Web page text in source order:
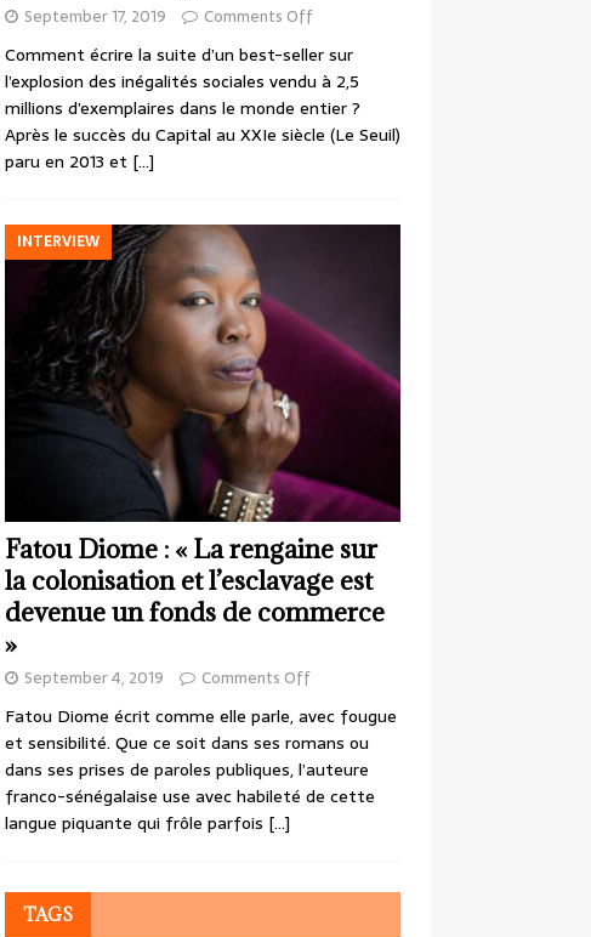
September 17, 2019 Comments Off
Comment écrire la suite d’un best-seller sur
l’explosion des inégalités sociales vendu à 2,5
millions d’exemplaires dans le monde entier ?
Après le succès du Capital au XXIe siècle (Le Seuil)
paru en 2013 et […]
INTERVIEW
Fatou Diome : « La rengaine sur
la colonisation et l’esclavage est
devenue un fonds de commerce
»
September 4, 2019 Comments Off
Fatou Diome écrit comme elle parle, avec fougue
et sensibilité. Que ce soit dans ses romans ou
dans ses prises de paroles publiques, l’auteure
franco-sénégalaise use avec habileté de cette
langue piquante qui frôle parfois […]
TAGS